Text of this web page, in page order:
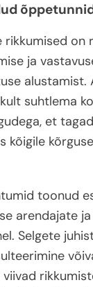
rikkumised on
ja
alustamist.
suhtlema
et
kõigile kõrguse
toonud
arendajate
Selgete